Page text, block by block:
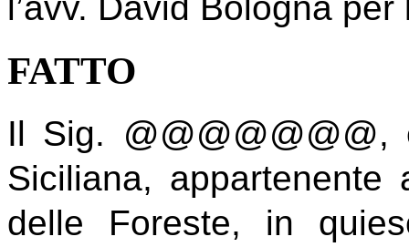
l’avv. David Bologna per
FATTO
Il Sig.
Siciliana,
delle Foreste, in